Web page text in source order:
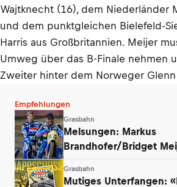
Wajtknecht (16), dem Niederländer
und dem punktgleichen Bielefeld-
Harris aus Großbritannien. Meijer
Umweg über das B-Finale nehmen
Zweiter hinter dem Norweger
Empfehlungen
Grasbahn
Melsungen: Markus
Brandhofer/Bridget
Grasbahn
Mutiges Unterfangen: